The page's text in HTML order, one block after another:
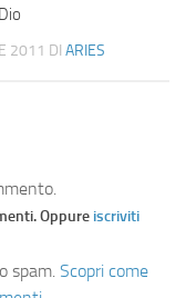
2011 DI ARIES
Oppure iscriviti
spam. Scopri come